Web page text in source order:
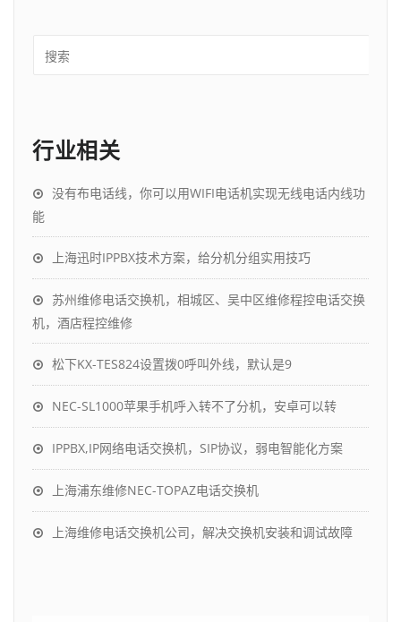
行业相关
没有布电话线，你可以用WIFI电话机实现无线电话内线功
能
上海迅时IPPBX技术方案，给分机分组实用技巧
苏州维修电话交换机，相城区、吴中区维修程控电话交换
机，酒店程控维修
松下KX-TES824设置拨0呼叫外线，默认是9
NEC-SL1000苹果手机呼入转不了分机，安卓可以转
IPPBX,IP网络电话交换机，SIP协议，弱电智能化方案
上海浦东维修NEC-TOPAZ电话交换机
上海维修电话交换机公司，解决交换机安装和调试故障